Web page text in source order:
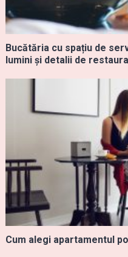
Bucătăria cu spațiu de
lumini și detalii de
Cum alegi apartamentul